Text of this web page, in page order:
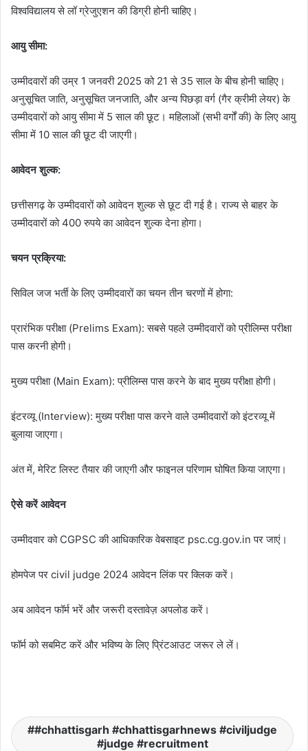
विश्वविद्यालय से लॉ ग्रेजुएशन की डिग्री होनी चाहिए।
आयु सीमा:
उम्मीदवारों की उम्र 1 जनवरी 2025 को 21 से 35 साल के बीच होनी चाहिए।
अनुसूचित जाति, अनुसूचित जनजाति, और अन्य पिछड़ा वर्ग (गैर क्रीमी लेयर) के
उम्मीदवारों को आयु सीमा में 5 साल की छूट। महिलाओं (सभी वर्गों की) के लिए आयु
सीमा में 10 साल की छूट दी जाएगी।
आवेदन शुल्क:
छत्तीसगढ़ के उम्मीदवारों को आवेदन शुल्क से छूट दी गई है। राज्य से बाहर के
उम्मीदवारों को 400 रुपये का आवेदन शुल्क देना होगा।
चयन प्रक्रिया:
सिविल जज भर्ती के लिए उम्मीदवारों का चयन तीन चरणों में होगा:
प्रारंभिक परीक्षा (Prelims Exam): सबसे पहले उम्मीदवारों को प्रीलिम्स परीक्षा
पास करनी होगी।
मुख्य परीक्षा (Main Exam): प्रीलिम्स पास करने के बाद मुख्य परीक्षा होगी।
इंटरव्यू (Interview): मुख्य परीक्षा पास करने वाले उम्मीदवारों को इंटरव्यू में
बुलाया जाएगा।
अंत में, मेरिट लिस्ट तैयार की जाएगी और फाइनल परिणाम घोषित किया जाएगा।
ऐसे करें आवेदन
उम्मीदवार को CGPSC की आधिकारिक वेबसाइट psc.cg.gov.in पर जाएं।
होमपेज पर civil judge 2024 आवेदन लिंक पर क्लिक करें।
अब आवेदन फॉर्म भरें और जरूरी दस्तावेज़ अपलोड करें।
फॉर्म को सबमिट करें और भविष्य के लिए प्रिंटआउट जरूर ले लें।
#chhattisgarh #chhattisgarhnews #civiljudge
#judge #recruitment